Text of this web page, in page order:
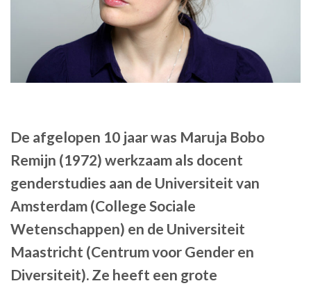
De afgelopen 10 jaar was Maruja Bobo
Remijn (1972) werkzaam als docent
genderstudies aan de Universiteit van
Amsterdam (College Sociale
Wetenschappen) en de Universiteit
Maastricht (Centrum voor Gender en
Diversiteit). Ze heeft een grote